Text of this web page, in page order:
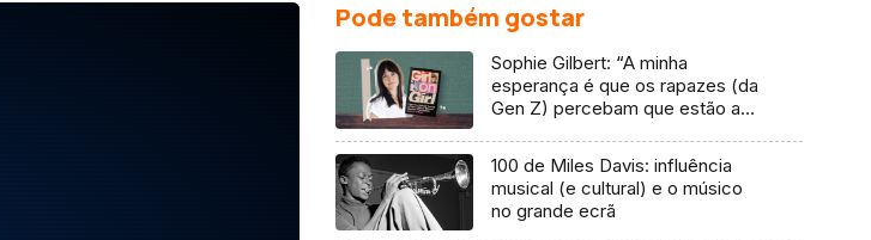
Pode também gostar
Sophie Gilbert: “A minha
esperança é que os rapazes (da
Gen Z) percebam que estão a
100 de Miles Davis: influência
musical (e cultural) e o músico
no grande ecrã